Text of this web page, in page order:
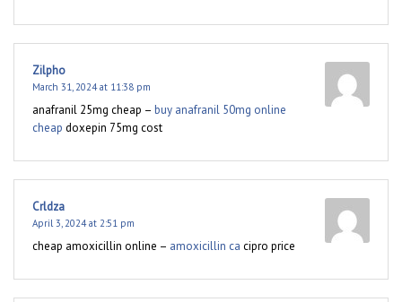
Zilpho
March 31, 2024 at 11:38 pm
anafranil 25mg cheap – buy anafranil 50mg online
cheap doxepin 75mg cost
Crldza
April 3, 2024 at 2:51 pm
cheap amoxicillin online – amoxicillin ca cipro price